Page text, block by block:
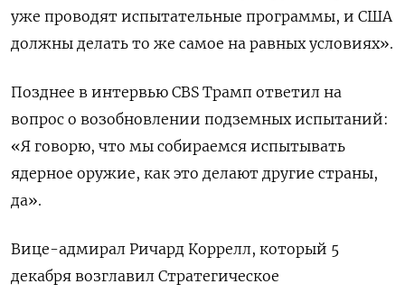
уже проводят испытательные программы, и США
должны делать то же самое на равных условиях».
Позднее в интервью CBS Трамп ответил на
вопрос о возобновлении подземных испытаний:
«Я говорю, что мы собираемся испытывать
ядерное оружие, как это делают другие страны,
да».
Вице-адмирал Ричард Коррелл, который 5
декабря возглавил Стратегическое